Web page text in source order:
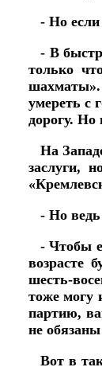
- Но
- В
только
умереть с
дорогу. Но
На
заслуги,
- Но ведь
- Чтобы
возрасте
шесть-
тоже могу
партию,
не
Вот в